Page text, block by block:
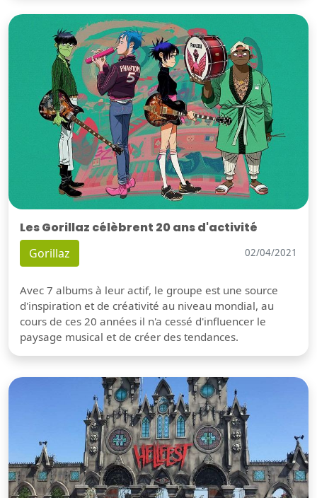
Les Gorillaz célèbrent 20 ans d'activité
Gorillaz 02/04/2021
Avec 7 albums à leur actif, le groupe est une source
d'inspiration et de créativité au niveau mondial, au
cours de ces 20 années il n'a cessé d'influencer le
paysage musical et de créer des tendances.